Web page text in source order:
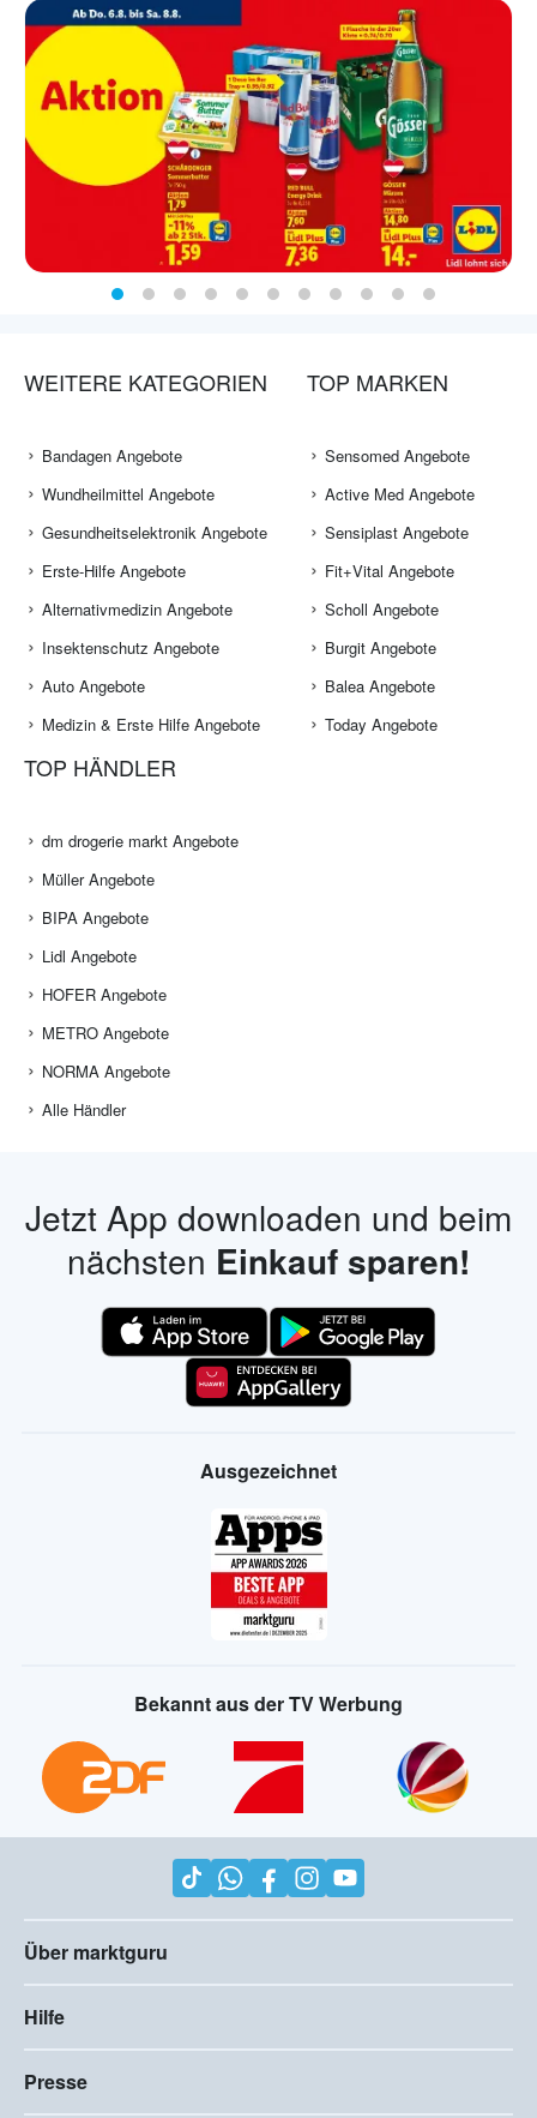
WEITERE KATEGORIEN
Bandagen Angebote
Wundheilmittel Angebote
Gesundheitselektronik Angebote
Erste-Hilfe Angebote
Alternativmedizin Angebote
Insektenschutz Angebote
Auto Angebote
Medizin & Erste Hilfe Angebote
TOP MARKEN
Sensomed Angebote
Active Med Angebote
Sensiplast Angebote
Fit+Vital Angebote
Scholl Angebote
Burgit Angebote
Balea Angebote
Today Angebote
TOP HÄNDLER
dm drogerie markt Angebote
Müller Angebote
BIPA Angebote
Lidl Angebote
HOFER Angebote
METRO Angebote
NORMA Angebote
Alle Händler
Jetzt App downloaden und beim
nächsten Einkauf sparen!
Ausgezeichnet
Bekannt aus der TV Werbung
Über marktguru
Hilfe
Presse